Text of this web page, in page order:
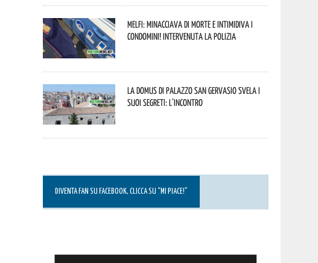
Melfi: minacciava di morte e intimidiva i
condomini! Intervenuta la Polizia
La Domus di Palazzo San Gervasio svela i
suoi segreti: l’incontro
DIVENTA FAN SU FACEBOOK, CLICCA SU “MI PIACE!”